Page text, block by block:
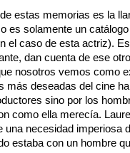
estas memorias es la
es solamente un
el caso de esta actriz).
dan cuenta de ese
nosotros vemos como
más deseadas del cine
sino por los
como ella merecía.
una necesidad imperiosa
estaba con un hombre